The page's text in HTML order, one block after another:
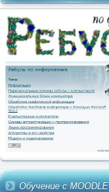
Обучение с MOODLE